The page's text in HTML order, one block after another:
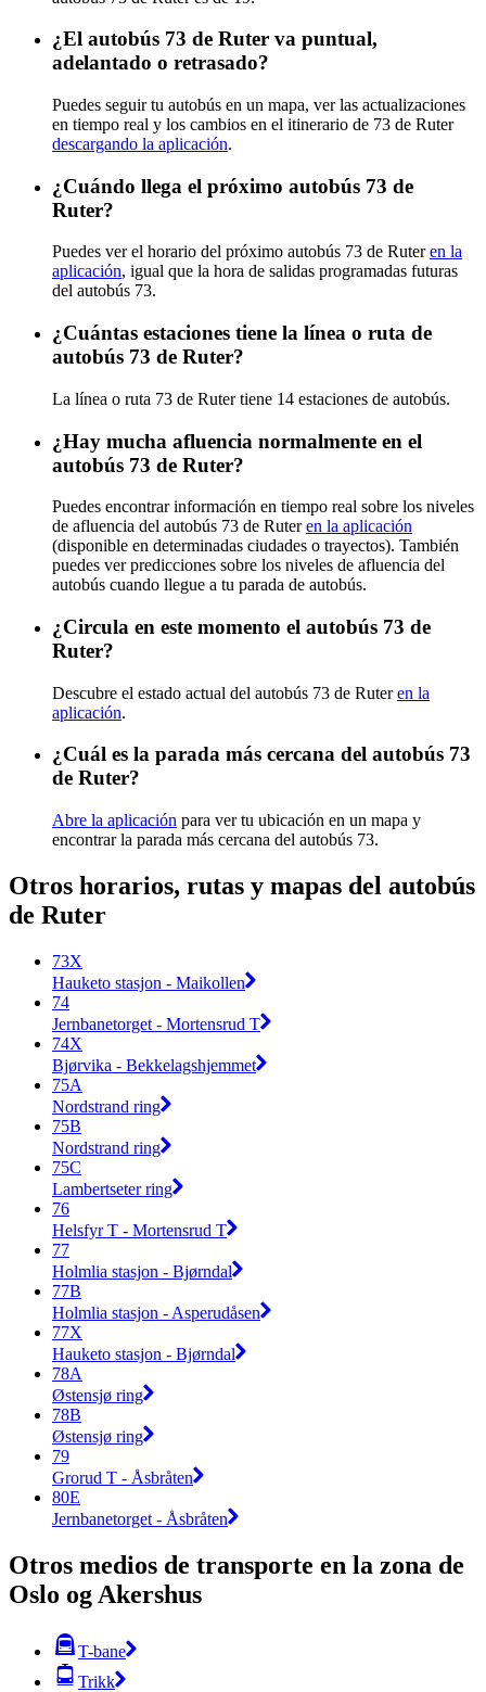
¿El autobús 73 de Ruter va puntual,
adelantado o retrasado?
Puedes seguir tu autobús en un mapa, ver las actualizaciones
en tiempo real y los cambios en el itinerario de 73 de Ruter
descargando la aplicación.
¿Cuándo llega el próximo autobús 73 de
Ruter?
Puedes ver el horario del próximo autobús 73 de Ruteren la
aplicación, igual que la hora de salidas programadas futuras
del autobús 73.
¿Cuántas estaciones tiene la línea o ruta de
autobús 73 de Ruter?
La línea o ruta 73 de Ruter tiene 14 estaciones de autobús.
¿Hay mucha afluencia normalmente en el
autobús 73 de Ruter?
Puedes encontrar información en tiempo real sobre los niveles
de afluencia del autobús 73 de Ruteren la aplicación
(disponible en determinadas ciudades o trayectos). También
puedes ver predicciones sobre los niveles de afluencia del
autobús cuando llegue a tu parada de autobús.
¿Circula en este momento el autobús 73 de
Ruter?
Descubre el estado actual del autobús 73 de Ruteren la
aplicación.
¿Cuál es la parada más cercana del autobús 73
de Ruter?
Abre la aplicación para ver tu ubicación en un mapa y
encontrar la parada más cercana del autobús 73.
Otros horarios, rutas y mapas del autobús
de Ruter
73X
Hauketo stasjon - Maikollen
74
Jernbanetorget - Mortensrud T
74X
Bjørvika - Bekkelagshjemmet
75A
Nordstrand ring
75B
Nordstrand ring
75C
Lambertseter ring
76
Helsfyr T - Mortensrud T
77
Holmlia stasjon - Bjørndal
77B
Holmlia stasjon - Asperudåsen
77X
Hauketo stasjon - Bjørndal
78A
Østensjø ring
78B
Østensjø ring
79
Grorud T - Åsbråten
80E
Jernbanetorget - Åsbråten
Otros medios de transporte en la zona de
Oslo og Akershus
T-bane
Trikk